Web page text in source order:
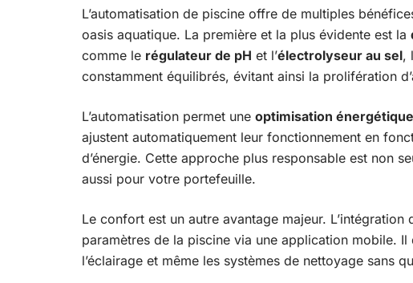
L’automatisation de piscine offre de multiples
oasis aquatique. La première et la plus évidente est la
comme le régulateur de pH et l’électrolyseur au sel,
constamment équilibrés, évitant ainsi la prolifération
L’automatisation permet une optimisation énergétique
ajustent automatiquement leur fonctionnement en
d’énergie. Cette approche plus responsable est non
aussi pour votre portefeuille.
Le confort est un autre avantage majeur. L’intégration
paramètres de la piscine via une application mobile.
l’éclairage et même les systèmes de nettoyage sans